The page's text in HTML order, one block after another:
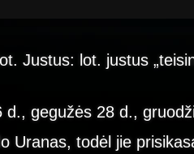
Justus: lot. justus
d., gegužės 28 d.,
Uranas, todėl jie